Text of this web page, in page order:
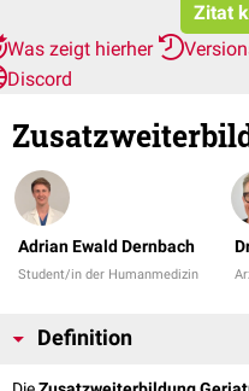
Zitat
Was zeigt hierher
Discord
Adrian Ewald Dernbach
Student/in der Humanmedizin
Definition